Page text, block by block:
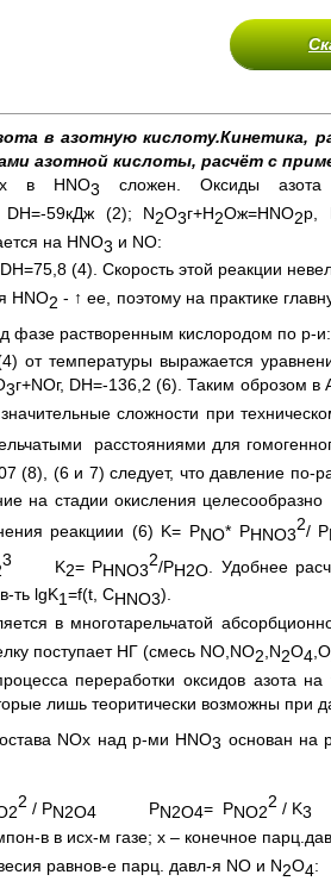
в азотную кислоту.Кинетика,
азотной кислоты, расчёт с
в HNO3 сложен. Оксиды
DН=-59кДж (2); N2O3г+H2Oж=HNO2р,
на HNO3 и NO:
(4). Скорость этой реакции
HNO2 - ↑ ее, поэтому на практике
фазе растворенным кислородом по р-
от температуры выражается
3г+NOг, DН=-136,2 (6). Таким оброзом
сложности при
расстояниями для
(8), (6 и 7) следует, что давление по-
на стадии окисления
реакциии (6) K= PNO* PHNO3
2/ P
3 K2= PHNO3
2/PH2O . Удобнее
ть lgK1=f(t, СHNO3).
в многотарельчатой
поступает НГ (смесь NO,NO2 ,N2O4 ,O
переработки оксидов азота
лишь теоритически возможны при
NOх над р-ми HNO3 основан на
2
2 / PN2O4 PN2O4= PNO2
2 / K3
в в исх-м газе; х – конечное
равнов-е парц. давл-я NO и N2O4: